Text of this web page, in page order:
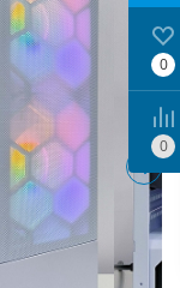
0
0